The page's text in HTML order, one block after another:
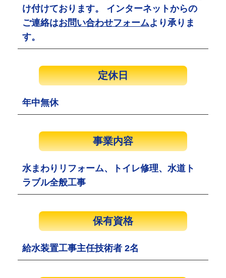
け付けております。 インターネットからの
ご連絡はお問い合わせフォームより承りま
す。
定休日
年中無休
事業内容
水まわりリフォーム、トイレ修理、水道ト
ラブル全般工事
保有資格
給水装置工事主任技術者 2名